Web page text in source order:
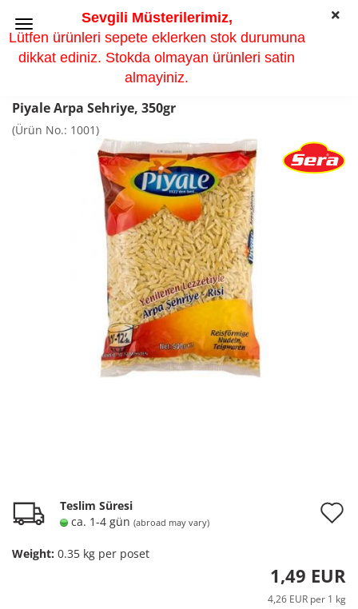
Sevgili Müsterilerimiz,
Lütfen ürünleri sepete eklerken stok durumuna
dikkat ediniz. Stokda olmayan ürünleri satin
almayiniz.
Piyale Arpa Sehriye, 350gr
(Ürün No.: 1001)
Teslim Süresi
ca. 1-4 gün (abroad may vary)
Weight: 0.35 kg per poset
1,49 EUR
4,26 EUR per 1 kg